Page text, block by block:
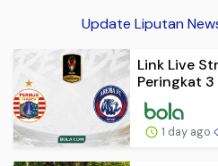
Update Liputan
Link Live
Peringkat 3
1 day ago